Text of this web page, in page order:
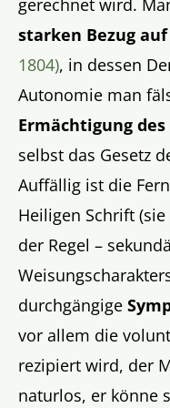
gerechnet wird.
starken Bezug auf
1804), in dessen
Autonomie man
Ermächtigung
selbst das Gesetz
Auffällig ist die
Heiligen Schrift
der Regel –
durchgängige
vor allem die
rezipiert wird, der
naturlos, er könne